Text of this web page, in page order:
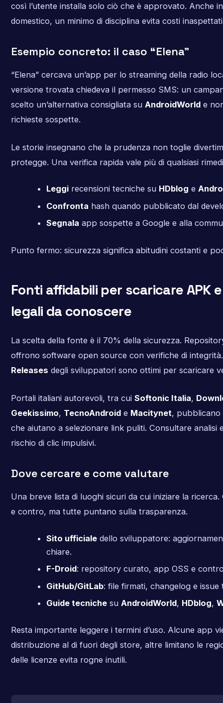
così l’utente installa solo ciò che è approvato. Anche
domestico, un minimo di disciplina evita costi
Esempio concreto: il caso “Elena”
“Elena” cercava un’app per lo streaming della radio
versione trovata chiedeva il permesso SMS: un
scelto un’alternativa consigliata su AndroidWorlde
richieste sospette.
Le storie insegnano che la prudenza non toglie
protegge. Una verifica rapida vale più di qualsiasi
Leggirecensioni tecniche su HDblog e
Confronta hash quando pubblicato dal
Segnala app sospette a Google e alla
Punto fermo: sicurezza significa abitudini costanti e
Fonti affidabili per scaricare APK
legali da conoscere
La scelta della fonte è il 70% della sicurezza.
offrono software open source con verifiche di
Releases degli sviluppatori sono ottimi per scaricare
Portali italiani autorevoli, tra cui Softonic Italia,
Geekissimo, TecnoAndroide Macitynet, pubblicano
che aiutano a selezionare link puliti. Consultare analisi
rischio di clic impulsivi.
Dove cercare e come valutare
Una breve lista di luoghi sicuri da cui iniziare la
e contro, ma tutte puntano sulla trasparenza.
Sito ufficialedello sviluppatore:
chiare.
F-Droid: repository curato, app OSS e
GitHub/GitLab: file firmati, changelog e issue
Guide tecnichesu AndroidWorld, HDblog,
Resta importante leggere i termini d’uso. Alcune app
distribuzione al di fuori degli store, altre limitano le
delle licenze evita rogne inutili.